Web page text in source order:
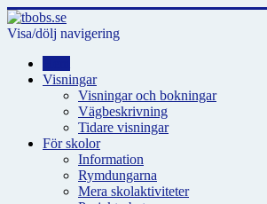
Visa/dölj navigering
Visningar
Visningar och bokningar
Vägbeskrivning
Tidare visningar
För skolor
Information
Rymdungarna
Mera skolaktiviteter